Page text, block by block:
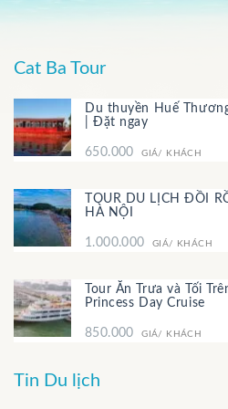
Cat Ba Tour
Du thuyền Huế
| Đặt ngay
650.000 GIÁ/ KHÁCH
TOUR DU LỊCH ĐỒI
HÀ NỘI
1.000.000 GIÁ/ KHÁCH
Tour Ăn Trưa và Tối
Princess Day Cruise
850.000 GIÁ/ KHÁCH
Tin Du lịch